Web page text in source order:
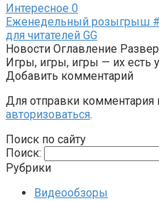
Интересное 0
Еженедельный розыгрыш
для читателей GG
Новости Оглавление
Игры, игры, игры — их есть
Добавить комментарий
Для отправки
авторизоваться.
Поиск по сайту
Поиск:
Рубрики
Видеообзоры